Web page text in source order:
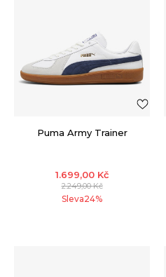
Puma Army Trainer
1.699,00 Kč
2.249,00Kč
Sleva24%